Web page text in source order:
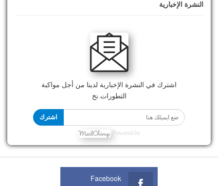
النشرة الإخبارية
اشترك في النشرة الإخبارية لدينا من أجل مواكبة
التطورات.نخ
اشترك
Powered by
Facebook